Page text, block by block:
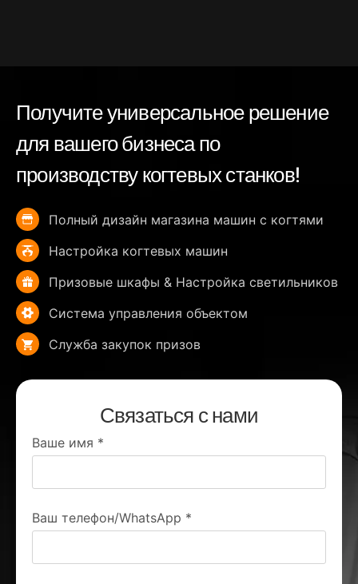
Получите универсальное решение
для вашего бизнеса по
производству когтевых станков!
Полный дизайн магазина машин с когтями
Настройка когтевых машин
Призовые шкафы & Настройка светильников
Система управления объектом
Служба закупок призов
Связаться с нами
Ваше имя *
Ваш телефон/WhatsApp *